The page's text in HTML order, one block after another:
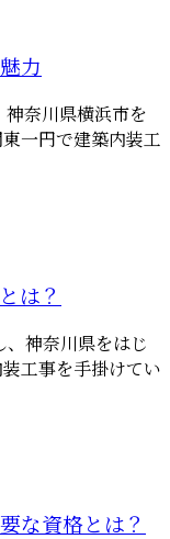
力
神奈川県横浜市を
一円で建築内装工
は？
、神奈川県をはじ
工事を手掛けてい
な資格とは？